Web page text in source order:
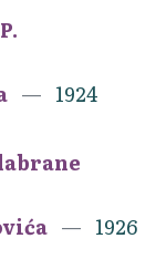
1924
1926